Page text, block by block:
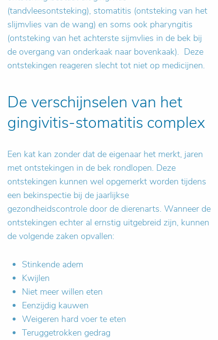
(tandvleesontsteking), stomatitis (ontsteking van het
slijmvlies van de wang) en soms ook pharyngitis
(ontsteking van het achterste sijmvlies in de bek bij
de overgang van onderkaak naar bovenkaak). Deze
ontstekingen reageren slecht tot niet op medicijnen.
De verschijnselen van het
gingivitis-stomatitis complex
Een kat kan zonder dat de eigenaar het merkt, jaren
met ontstekingen in de bek rondlopen. Deze
ontstekingen kunnen wel opgemerkt worden tijdens
een bekinspectie bij de jaarlijkse
gezondheidscontrole door de dierenarts. Wanneer de
ontstekingen echter al ernstig uitgebreid zijn, kunnen
de volgende zaken opvallen:
Stinkende adem
Kwijlen
Niet meer willen eten
Eenzijdig kauwen
Weigeren hard voer te eten
Teruggetrokken gedrag